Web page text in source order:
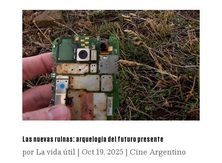
Las nuevas ruinas: arquelogía del futuro presente
por La vida útil| Oct 19, 2025 | Cine Argentino